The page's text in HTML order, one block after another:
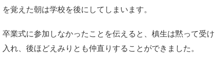
を覚えた朝は学校を後にしてしまいます。
卒業式に参加しなかったことを伝えると、槙生は黙って受け
入れ、後ほどえみりとも仲直りすることができました。